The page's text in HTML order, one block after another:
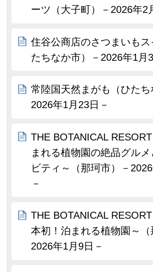
ーツ（大子町）－2026年2
住谷公商店のさつまいも
たちなか市）－2026年1月
常陸国天然まがも（ひたち
2026年1月23日－
THE BOTANICAL
まれる植物園の絶品グルメ
ビティ～（那珂市）－
－
THE BOTANICAL
本初！泊まれる植物園～（
2026年1月9日－